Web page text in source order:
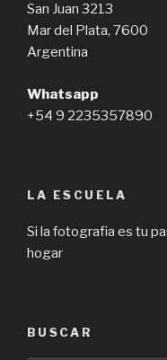
San Juan 3213
Mar del Plata, 7600
Argentina
Whatsapp
+54 9 2235357890
LA ESCUELA
Si la fotografia es tu
hogar
BUSCAR